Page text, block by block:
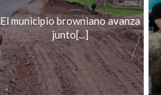
El municipio browniano avanza
junto[...]